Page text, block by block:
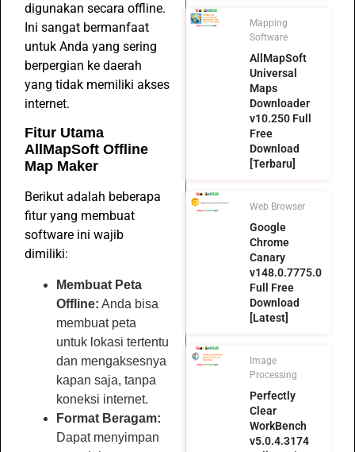
digunakan secara offline.
Ini sangat bermanfaat
untuk Anda yang sering
berpergian ke daerah
yang tidak memiliki akses
internet.
Fitur Utama
AllMapSoft Offline
Map Maker
Berikut adalah beberapa
fitur yang membuat
software ini wajib
dimiliki:
Membuat Peta
Offline: Anda bisa
membuat peta
untuk lokasi tertentu
dan mengaksesnya
kapan saja, tanpa
koneksi internet.
Format Beragam:
Dapat menyimpan
Mapping
Software
AllMapSoft
Universal
Maps
Downloader
v10.250 Full
Free
Download
[Terbaru]
Web Browser
Google
Chrome
Canary
v148.0.7775.0
Full Free
Download
[Latest]
Image
Processing
Perfectly
Clear
WorkBench
v5.0.4.3174